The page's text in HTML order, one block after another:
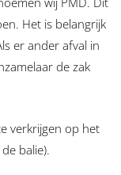
Het is belangrijk
er ander afval in
de zak
verkrijgen op het
balie).